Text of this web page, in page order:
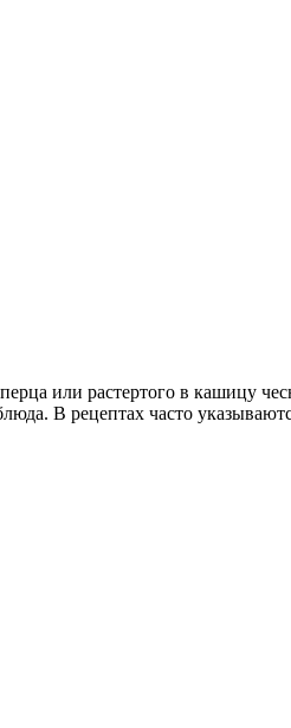
или растертого в кашицу
В рецептах часто